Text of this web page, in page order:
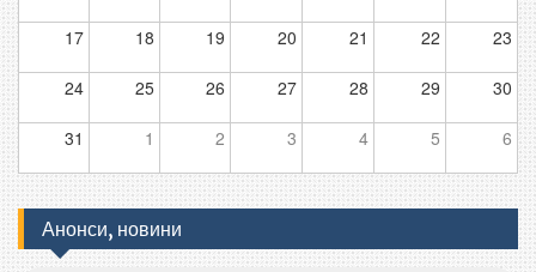
17 18 19 20 21 22 23
24 25 26 27 28 29 30
31 1 2 3 4 5 6
Анонси, новини